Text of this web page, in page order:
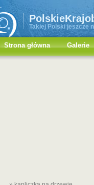
Takiej Polski jeszcze
Strona główna Galerie